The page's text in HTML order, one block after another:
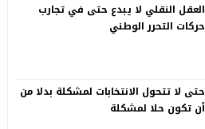
العقل النقلي لا يبدع حتى في تجارب
حركات التحرر الوطني
حتى لا تتحول الانتخابات لمشكلة بدلا من
أن تكون حلا لمشكلة